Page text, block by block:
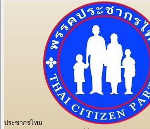
ประชากรไทย